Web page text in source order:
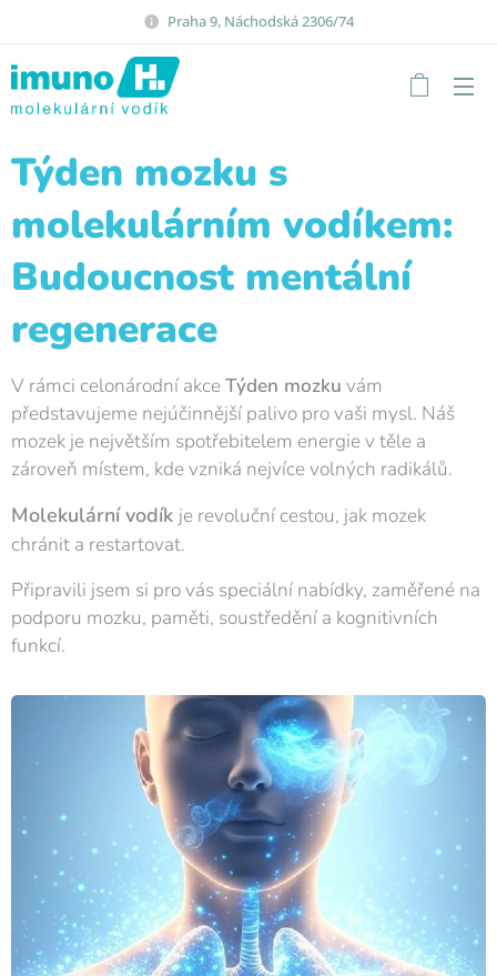
Praha 9, Náchodská 2306/74
Týden mozku s
molekulárním vodíkem:
Budoucnost mentální
regenerace
V rámci celonárodní akceTýden mozku vám
představujeme nejúčinnější palivo pro vaši mysl. Náš
mozek je největším spotřebitelem energie v těle a
zároveň místem, kde vzniká nejvíce volných radikálů.
Molekulární vodík je revoluční cestou, jak mozek
chránit a restartovat.
Připravili jsem si pro vás speciální nabídky, zaměřené na
podporu mozku, paměti, soustředění a kognitivních
funkcí.